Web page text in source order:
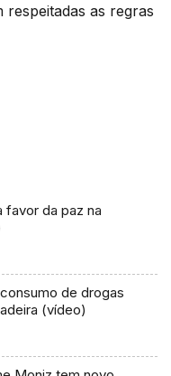
respeitadas as regras
favor da paz na
de drogas
(vídeo)